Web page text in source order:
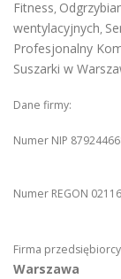
Fitness,
wentylacyjnych,
Profesjonalny
Suszarki w
Dane firmy:
Numer NIP
Numer REGON
Firma
Warszawa